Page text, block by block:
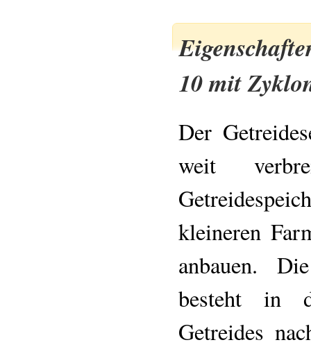
10 mit
Der
weit
kleineren
anbauen.
besteht in
Getreides